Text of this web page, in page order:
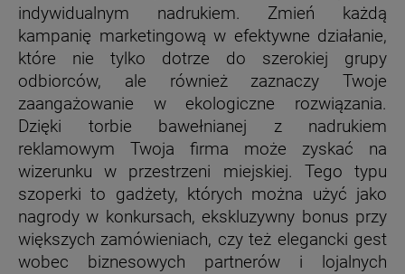
indywidualnym nadrukiem. Zmień każdą
kampanię marketingową w efektywne działanie,
które nie tylko dotrze do szerokiej grupy
odbiorców, ale również zaznaczy Twoje
zaangażowanie w ekologiczne rozwiązania.
Dzięki torbie bawełnianej z nadrukiem
reklamowym Twoja firma może zyskać na
wizerunku w przestrzeni miejskiej. Tego typu
szoperki to gadżety, których można użyć jako
nagrody w konkursach, ekskluzywny bonus przy
większych zamówieniach, czy też elegancki gest
wobec biznesowych partnerów i lojalnych